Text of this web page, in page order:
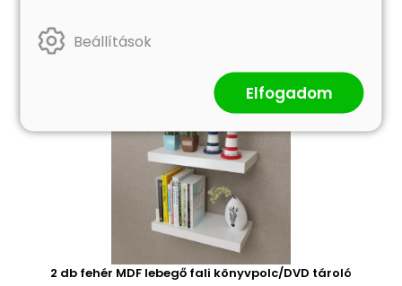
2 db fehér MDF lebegő fali könyvpolc/DVD tároló
Beállítások
Elfogadom